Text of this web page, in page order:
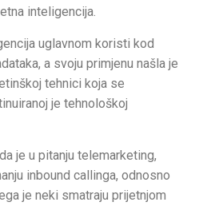
inteligencija.
uglavnom koristi kod
a svoju primjenu našla je
tehnici koja se
je tehnološkoj
je u pitanju telemarketing,
inbound callinga, odnosno
je neki smatraju prijetnjom